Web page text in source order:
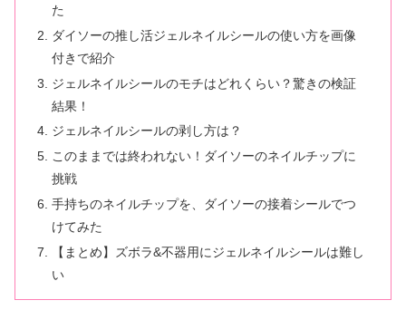
た
ダイソーの推し活ジェルネイルシールの使い方を画像
付きで紹介
ジェルネイルシールのモチはどれくらい？驚きの検証
結果！
ジェルネイルシールの剥し方は？
このままでは終われない！ダイソーのネイルチップに
挑戦
手持ちのネイルチップを、ダイソーの接着シールでつ
けてみた
【まとめ】ズボラ&不器用にジェルネイルシールは難し
い